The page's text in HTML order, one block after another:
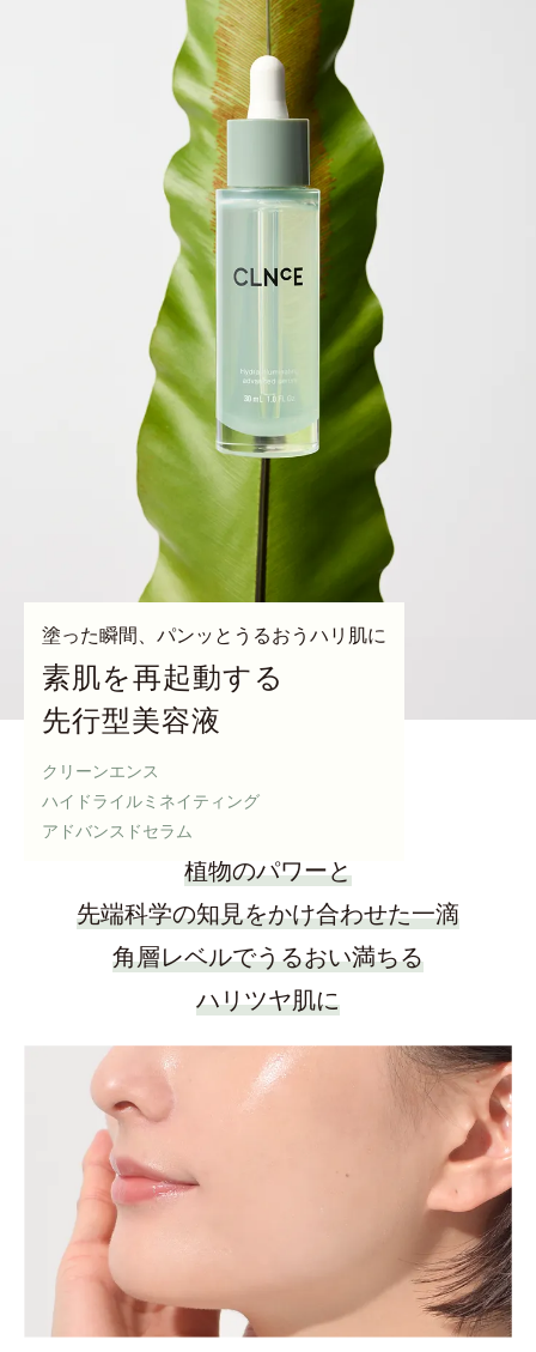
塗った瞬間、パンッとうるおうハリ肌に
素肌を再起動する
先行型美容液
クリーンエンス
ハイドライルミネイティング
アドバンスドセラム
植物のパワーと
先端科学の知見をかけ合わせた一滴
角層レベルでうるおい満ちる
ハリツヤ肌に